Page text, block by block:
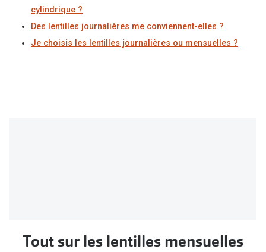
cylindrique ?
Des lentilles journalières me conviennent-elles ?
Je choisis les lentilles journalières ou mensuelles ?
Tout sur les lentilles mensuelles